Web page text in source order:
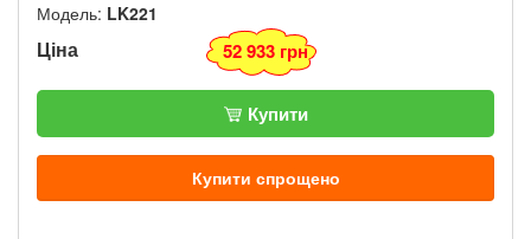
Модель: LK221
Ціна 52 933 грн
Купити
Купити спрощено